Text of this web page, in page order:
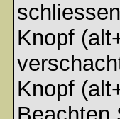
Knopf
Knopf